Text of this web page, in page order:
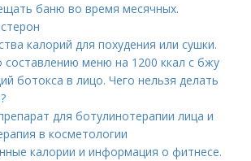
баню во время месячных.
калорий для похудения или сушки.
составлению меню на 1200 ккал с бжу
бoтoкса в лицо. Чего нельзя делать
для ботулинотерапии лица и
в косметологии
калории и информация о фитнесе.